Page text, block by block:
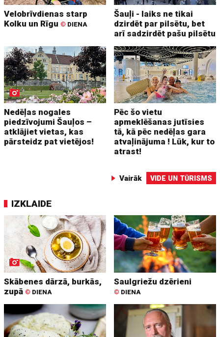
Velobrīvdienas starp
Kolku un Rīgu © DIENA
Šauļi - laiks ne tikai
dzirdēt par pilsētu, bet
arī sadzirdēt pašu pilsētu
Nedēļas nogales
piedzīvojumi Šauļos –
atklājiet vietas, kas
pārsteidz pat vietējos!
Pēc šo vietu
apmeklēšanas jutīsies
tā, kā pēc nedēļas gara
atvaļinājuma ! Lūk, kur to
atrast!
Vairāk VIDE UN TŪRISMS
IZKLAIDE
Skābenes dārzā, burkās,
zupā © DIENA
Saulgriežu dzērieni
© DIENA